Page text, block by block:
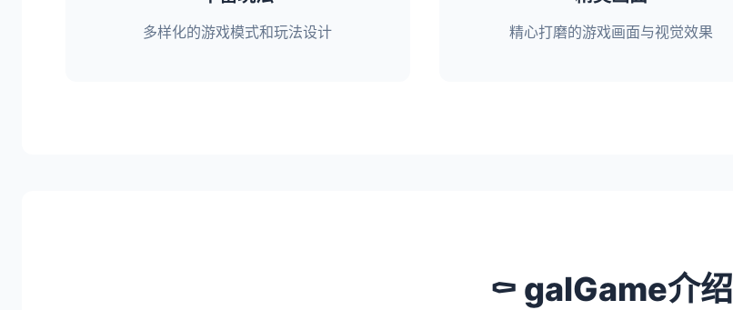
多样化的游戏模式和玩法设计 精心打磨的游戏画面与视觉效果
⚰️ galGame介绍